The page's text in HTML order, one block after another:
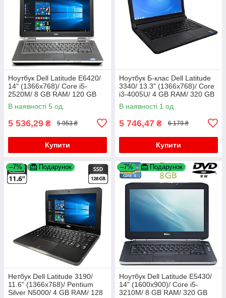
Ноутбук Dell Latitude E6420/
14" (1366x768)/ Core i5-
2520M/ 8 GB RAM/ 120 GB
SSD/ HD 3000
В наявності 5 од.
5 536,29 ₴ 5 953 ₴
Купити
Ноутбук Б-клас Dell Latitude
3340/ 13.3" (1366x768)/ Core
i3-4005U/ 4 GB RAM/ 320 GB
HDD/ HD 4400
В наявності 1 од.
5 746,47 ₴ 6 179 ₴
Купити
–7% Подарунок
Нетбук Dell Latitude 3190/
11.6" (1366x768)/ Pentium
Silver N5000/ 4 GB RAM/ 128
–7% Подарунок
Ноутбук Dell Latitude E5430/
14" (1600x900)/ Core i5-
3210M/ 8 GB RAM/ 320 GB